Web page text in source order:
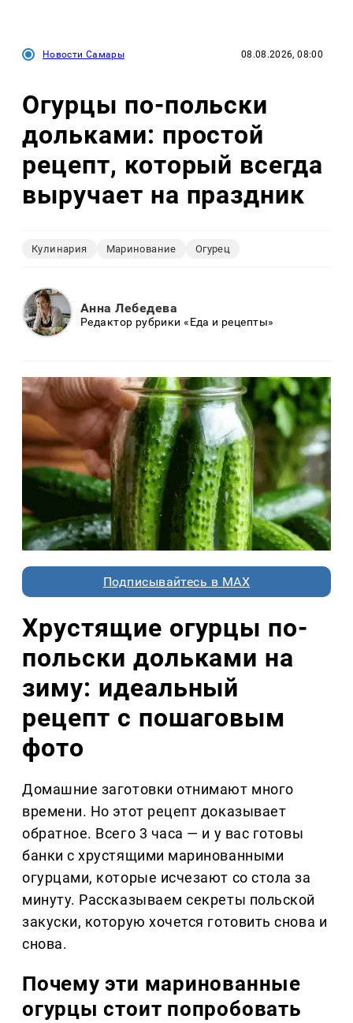
Новости Самары 08.08.2026, 08:00
Огурцы по‑польски
дольками: простой
рецепт, который всегда
выручает на праздник
Кулинария Маринование Огурец
Анна Лебедева
Редактор рубрики «Еда и рецепты»
Подписывайтесь в MAX
Хрустящие огурцы по-
польски дольками на
зиму: идеальный
рецепт с пошаговым
фото
Домашние заготовки отнимают много
времени. Но этот рецепт доказывает
обратное. Всего 3 часа — и у вас готовы
банки с хрустящими маринованными
огурцами, которые исчезают со стола за
минуту. Рассказываем секреты польской
закуски, которую хочется готовить снова и
снова.
Почему эти маринованные
огурцы стоит попробовать